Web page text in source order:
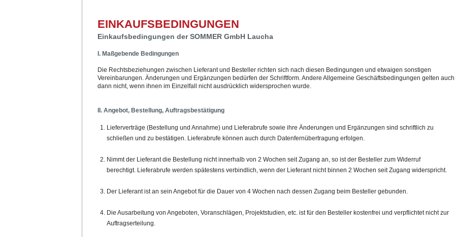
EINKAUFSBEDINGUNGEN
Einkaufsbedingungen der SOMMER GmbH Laucha
I. Maßgebende Bedingungen
Die Rechtsbeziehungen zwischen Lieferant und Besteller richten sich nach diesen Bedingungen und etwaigen sonstigen
Vereinbarungen. Änderungen und Ergänzungen bedürfen der Schriftform. Andere Allgemeine Geschäftsbedingungen gelten auch
dann nicht, wenn ihnen im Einzelfall nicht ausdrücklich widersprochen wurde.
II. Angebot, Bestellung, Auftragsbestätigung
Lieferverträge (Bestellung und Annahme) und Lieferabrufe sowie ihre Änderungen und Ergänzungen sind schriftlich zu
schließen und zu bestätigen. Lieferabrufe können auch durch Datenfernübertragung erfolgen.
Nimmt der Lieferant die Bestellung nicht innerhalb von 2 Wochen seit Zugang an, so ist der Besteller zum Widerruf
berechtigt. Lieferabrufe werden spätestens verbindlich, wenn der Lieferant nicht binnen 2 Wochen seit Zugang widerspricht.
Der Lieferant ist an sein Angebot für die Dauer von 4 Wochen nach dessen Zugang beim Besteller gebunden.
Die Ausarbeitung von Angeboten, Voranschlägen, Projektstudien, etc. ist für den Besteller kostenfrei und verpflichtet nicht zur
Auftragserteilung.